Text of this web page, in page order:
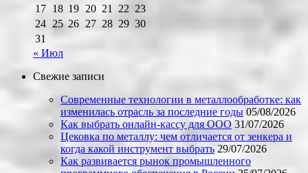
17 18 19 20 21 22 23
24 25 26 27 28 29 30
31
« Июл
Свежие записи
Современные технологии в металлообработке: как
изменилась отрасль за последние годы 05/08/2026
Как выбрать онлайн-кассу для ООО 31/07/2026
Цековка по металлу: чем отличается от зенкера и
когда какой инструмент выбрать 29/07/2026
Как развивается рынок промышленного